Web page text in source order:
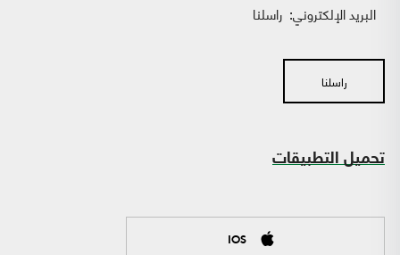
البريد الإلكتروني: راسلنا
راسلنا
تحميل التطبيقات
IOS